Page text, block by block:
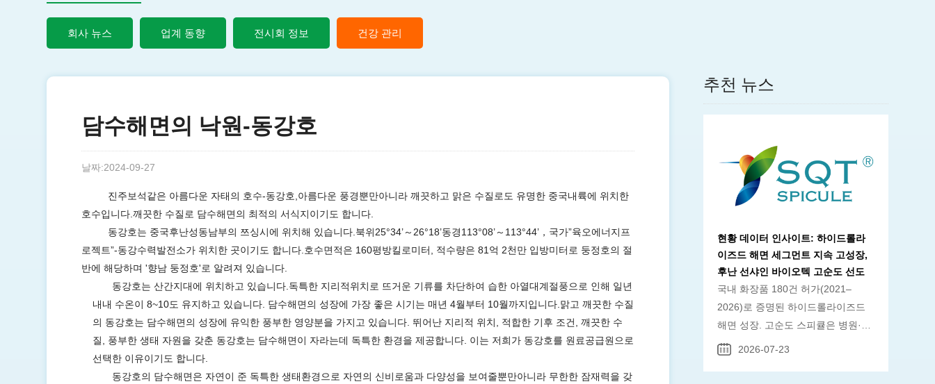
회사 뉴스 업계 동향 전시회 정보 건강 관리
담수해면의 낙원-동강호
날짜:2024-09-27
진주보석같은 아름다운 자태의 호수-동강호,아름다운 풍경뿐만아니라 깨끗하고 맑은 수질로도 유명한 중국내륙에 위치한
호수입니다.깨끗한 수질로 담수해면의 최적의 서식지이기도 합니다.
동강호는 중국후난성동남부의 쯔싱시에 위치해 있습니다.북위25°34’～26°18’동경113°08’～113°44’， 국가”육오에너지프
로젝트”-동강수력발전소가 위치한 곳이기도 합니다.호수면적은 160평방킬로미터, 적수량은 81억 2천만 입방미터로 둥정호의 절
반에 해당하며 '향남 둥정호'로 알려져 있습니다.
동강호는 산간지대에 위치하고 있습니다.독특한 지리적위치로 뜨거운 기류를 차단하여 습한 아열대계절풍으로 인해 일년
내내 수온이 8~10도 유지하고 있습니다. 담수해면의 성장에 가장 좋은 시기는 매년 4월부터 10월까지입니다.맑고 깨끗한 수질
의 동강호는 담수해면의 성장에 유익한 풍부한 영양분을 가지고 있습니다. 뛰어난 지리적 위치, 적합한 기후 조건, 깨끗한 수
질, 풍부한 생태 자원을 갖춘 동강호는 담수해면이 자라는데 독특한 환경을 제공합니다. 이는 저희가 동강호를 원료공급원으로
선택한 이유이기도 합니다.
동강호의 담수해면은 자연이 준 독특한 생태환경으로 자연의 신비로움과 다양성을 보여줄뿐만아니라 무한한 잠재력을 갖
추천 뉴스
현황 데이터 인사이트: 하이드롤라
이즈드 해면 세그먼트 지속 고성장,
후난 선샤인 바이오텍 고순도 선도
국내 화장품 180건 허가(2021–
2026)로 증명된 하이드롤라이즈드
해면 성장. 고순도 스피큘은 병원·두
피·여드림 케어 핵심 원료, 선샤인 바
2026-07-23